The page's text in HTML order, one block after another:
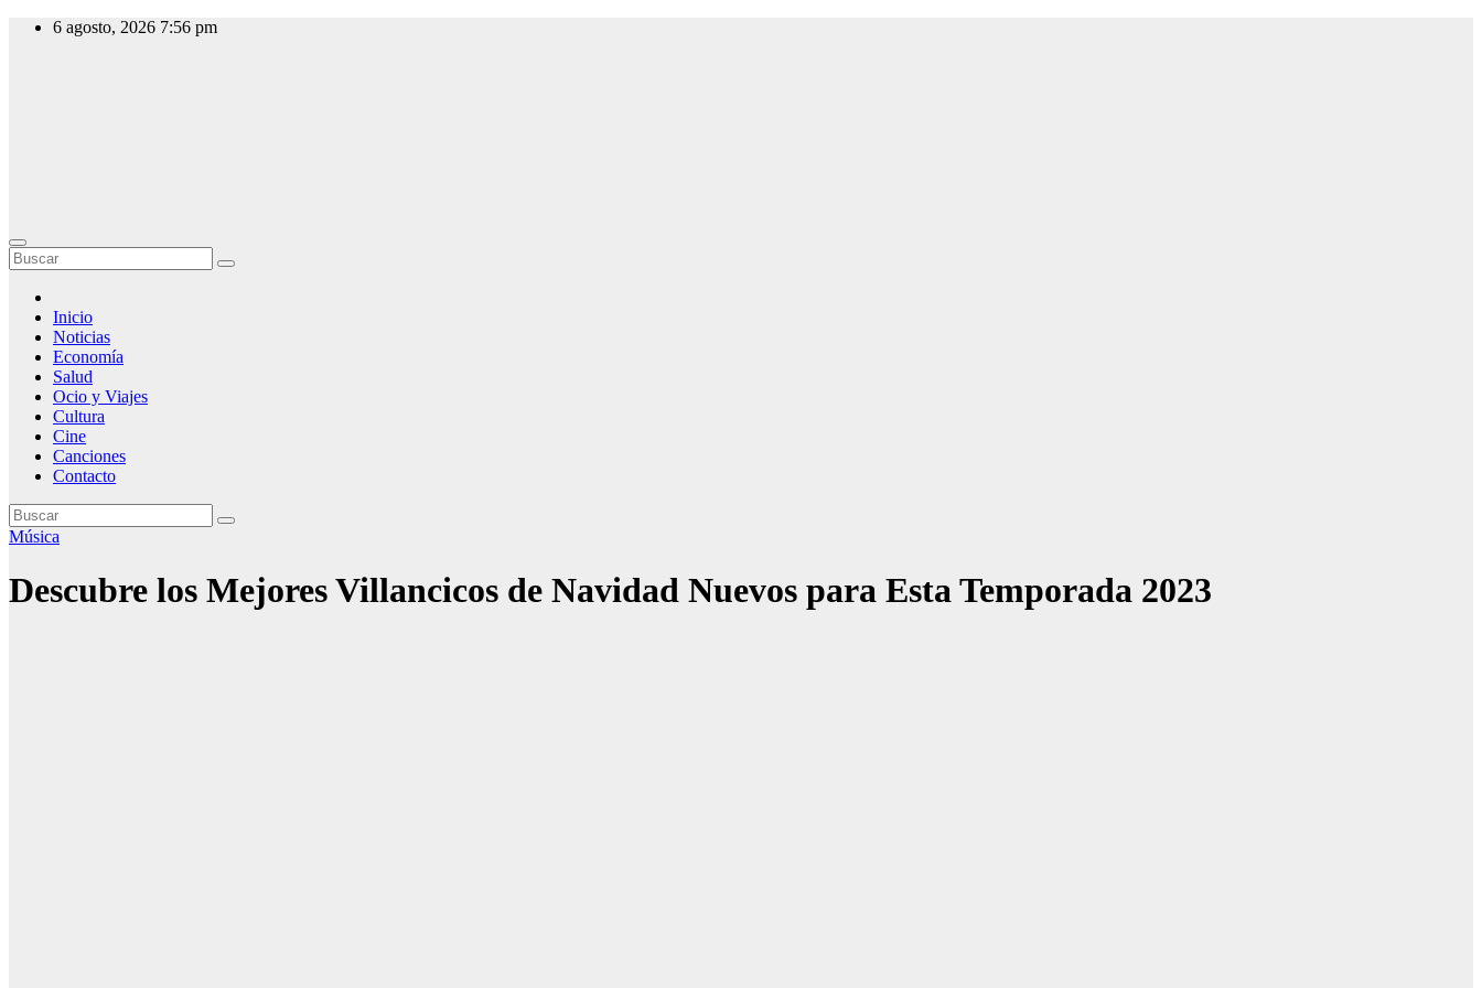
Saltar
6 agosto, 2026 7:56 pm
Inicio
Noticias
Economía
Salud
Ocio y Viajes
Cultura
Cine
Canciones
Contacto
Música
Descubre los Mejores Villancicos de Navidad Nuevos para Esta Temporada 2023